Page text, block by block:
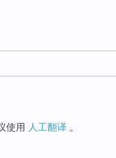
使用 人工翻译 。